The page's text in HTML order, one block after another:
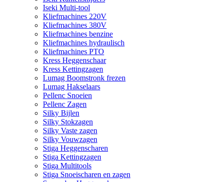
Iseki Multi-tool
Kliefmachines 220V
Kliefmachines 380V
Kliefmachines benzine
Kliefmachines hydraulisch
Kliefmachines PTO
Kress Heggenschaar
Kress Kettingzagen
Lumag Boomstronk frezen
Lumag Hakselaars
Pellenc Snoeien
Pellenc Zagen
Silky Bijlen
Silky Stokzagen
Silky Vaste zagen
Silky Vouwzagen
Stiga Heggenscharen
Stiga Kettingzagen
Stiga Multitools
Stiga Snoeischaren en zagen